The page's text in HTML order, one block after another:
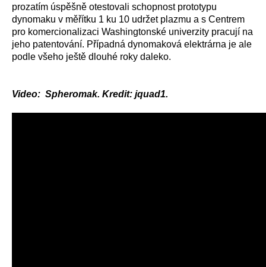
prozatím úspěšně otestovali schopnost prototypu
dynomaku v měřítku 1 ku 10 udržet plazmu a s Centrem
pro komercionalizaci Washingtonské univerzity pracují na
jeho patentování. Případná dynomaková elektrárna je ale
podle všeho ještě dlouhé roky daleko.
Video: Spheromak. Kredit: jquad1.